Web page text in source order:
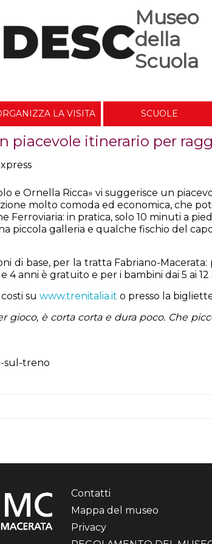
Museo
della
Scuola
LA VISITA SCUOLE
piacevole itinerario per
e Ornella Ricca» vi suggerisce un
molto comoda ed economica, che
Ferroviaria: in pratica, solo 10 minuti a
piccola galleria e qualche fischio del
di base, per la tratta Fabriano-
4 anni è gratuito e per i bambini dai 5 ai
su www.trenitalia.it o presso la
gioco, è corta corta e dura poco. Che
Contatti
Mappa del museo
Privacy